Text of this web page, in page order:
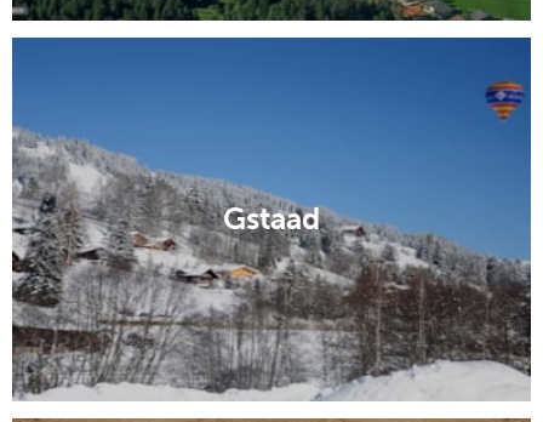
Gstaad